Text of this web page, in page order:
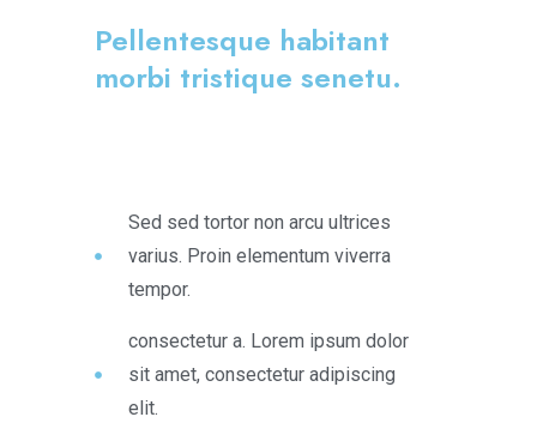
Pellentesque habitant
morbi tristique senetu.
Sed sed tortor non arcu ultrices
varius. Proin elementum viverra
tempor.
consectetur a. Lorem ipsum dolor
sit amet, consectetur adipiscing
elit.